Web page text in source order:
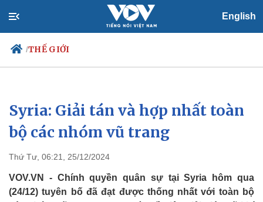
English
/THẾ GIỚI
Chính trị
Đảng
Tổ chức nhân sự
Nhận diện sự thật
Xã hội
Dự báo thời tiết
Việc làm
Biển đảo
Syria: Giải tán và hợp nhất toàn
bộ các nhóm vũ trang
Thứ Tư, 06:21, 25/12/2024
VOV.VN - Chính quyền quân sự tại Syria hôm qua
(24/12) tuyên bố đã đạt được thống nhất với toàn bộ